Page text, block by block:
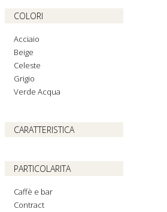
COLORI
Acciaio
Beige
Celeste
Grigio
Verde Acqua
CARATTERISTICA
PARTICOLARITA
Caffè e bar
Contract